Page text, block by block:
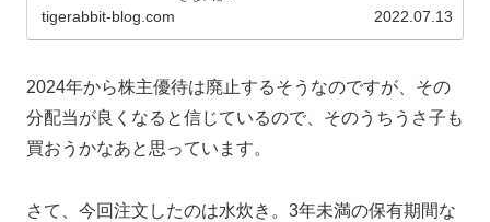
tigerabbit-blog.com 2022.07.13
2024年から株主優待は廃止するそうなのですが、その
分配当が良くなると信じているので、そのうちうさ子も
買おうかなあと思っています。
さて、今回注文したのは水炊き。3年未満の保有期間な